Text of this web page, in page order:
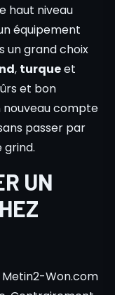
haut niveau
équipement
un grand choix
, turqueet
et bon
compte
passer par
grind.
UN
Won.com